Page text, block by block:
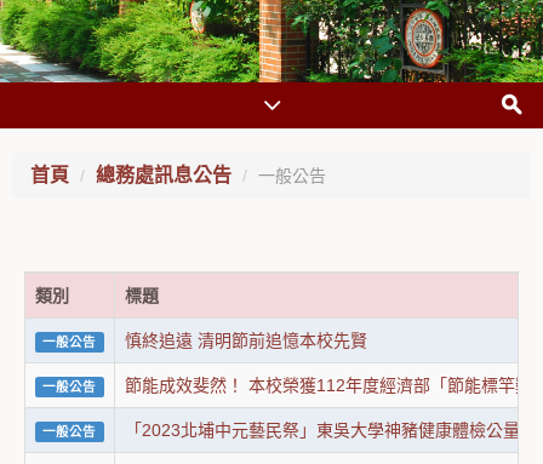
首頁 總務處訊息公告 一般公告
類別 標題
一般公告 慎終追遠 清明節前追憶本校先賢
一般公告 節能成效斐然！ 本校榮獲112年度經濟部「節能標竿獎
一般公告 「2023北埔中元藝民祭」東吳大學神豬健康體檢公量秤